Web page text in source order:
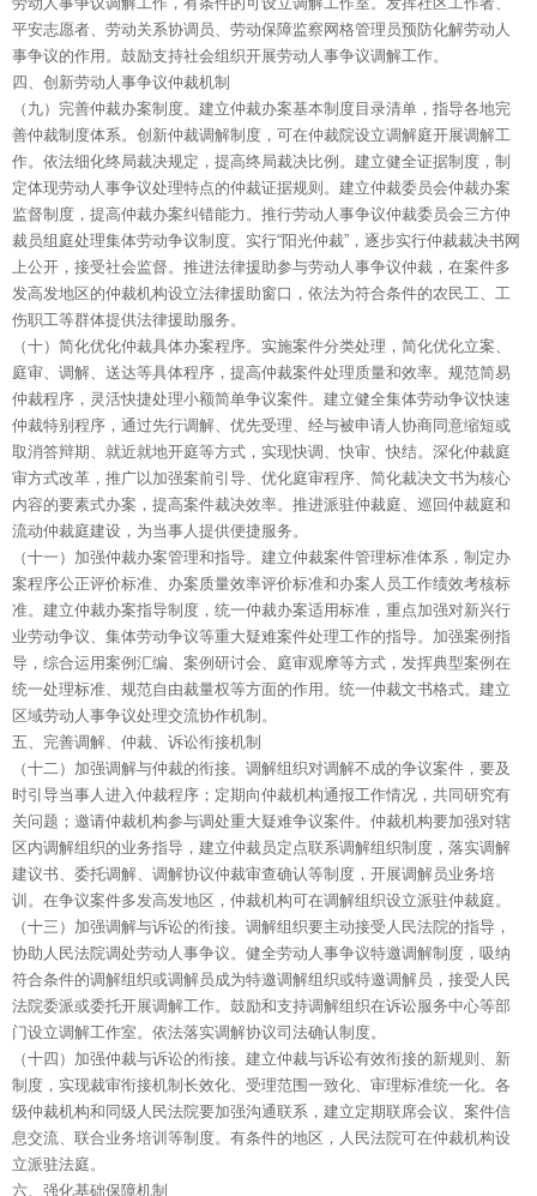
平安志愿者、劳动关系协调员、劳动保障监察网格管理员预防化解劳动人
事争议的作用。鼓励支持社会组织开展劳动人事争议调解工作。
四、创新劳动人事争议仲裁机制
（九）完善仲裁办案制度。建立仲裁办案基本制度目录清单，指导各地完
善仲裁制度体系。创新仲裁调解制度，可在仲裁院设立调解庭开展调解工
作。依法细化终局裁决规定，提高终局裁决比例。建立健全证据制度，制
定体现劳动人事争议处理特点的仲裁证据规则。建立仲裁委员会仲裁办案
监督制度，提高仲裁办案纠错能力。推行劳动人事争议仲裁委员会三方仲
裁员组庭处理集体劳动争议制度。实行“阳光仲裁”，逐步实行仲裁裁决书网
上公开，接受社会监督。推进法律援助参与劳动人事争议仲裁，在案件多
发高发地区的仲裁机构设立法律援助窗口，依法为符合条件的农民工、工
伤职工等群体提供法律援助服务。
（十）简化优化仲裁具体办案程序。实施案件分类处理，简化优化立案、
庭审、调解、送达等具体程序，提高仲裁案件处理质量和效率。规范简易
仲裁程序，灵活快捷处理小额简单争议案件。建立健全集体劳动争议快速
仲裁特别程序，通过先行调解、优先受理、经与被申请人协商同意缩短或
取消答辩期、就近就地开庭等方式，实现快调、快审、快结。深化仲裁庭
审方式改革，推广以加强案前引导、优化庭审程序、简化裁决文书为核心
内容的要素式办案，提高案件裁决效率。推进派驻仲裁庭、巡回仲裁庭和
流动仲裁庭建设，为当事人提供便捷服务。
（十一）加强仲裁办案管理和指导。建立仲裁案件管理标准体系，制定办
案程序公正评价标准、办案质量效率评价标准和办案人员工作绩效考核标
准。建立仲裁办案指导制度，统一仲裁办案适用标准，重点加强对新兴行
业劳动争议、集体劳动争议等重大疑难案件处理工作的指导。加强案例指
导，综合运用案例汇编、案例研讨会、庭审观摩等方式，发挥典型案例在
统一处理标准、规范自由裁量权等方面的作用。统一仲裁文书格式。建立
区域劳动人事争议处理交流协作机制。
五、完善调解、仲裁、诉讼衔接机制
（十二）加强调解与仲裁的衔接。调解组织对调解不成的争议案件，要及
时引导当事人进入仲裁程序；定期向仲裁机构通报工作情况，共同研究有
关问题；邀请仲裁机构参与调处重大疑难争议案件。仲裁机构要加强对辖
区内调解组织的业务指导，建立仲裁员定点联系调解组织制度，落实调解
建议书、委托调解、调解协议仲裁审查确认等制度，开展调解员业务培
训。在争议案件多发高发地区，仲裁机构可在调解组织设立派驻仲裁庭。
（十三）加强调解与诉讼的衔接。调解组织要主动接受人民法院的指导，
协助人民法院调处劳动人事争议。健全劳动人事争议特邀调解制度，吸纳
符合条件的调解组织或调解员成为特邀调解组织或特邀调解员，接受人民
法院委派或委托开展调解工作。鼓励和支持调解组织在诉讼服务中心等部
门设立调解工作室。依法落实调解协议司法确认制度。
（十四）加强仲裁与诉讼的衔接。建立仲裁与诉讼有效衔接的新规则、新
制度，实现裁审衔接机制长效化、受理范围一致化、审理标准统一化。各
级仲裁机构和同级人民法院要加强沟通联系，建立定期联席会议、案件信
息交流、联合业务培训等制度。有条件的地区，人民法院可在仲裁机构设
立派驻法庭。
六、强化基础保障机制